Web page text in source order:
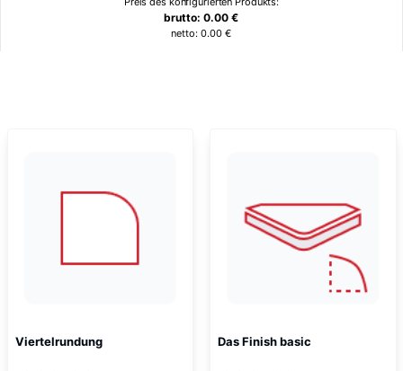
brutto:0.00 €
netto:0.00 €
Viertelrundung Das Finish basic